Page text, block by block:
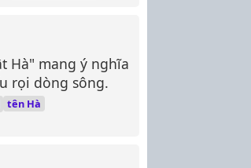
Hà" mang ý nghĩa
rọi dòng sông.
tên Hà